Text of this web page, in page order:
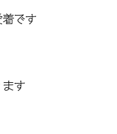
着です
ます